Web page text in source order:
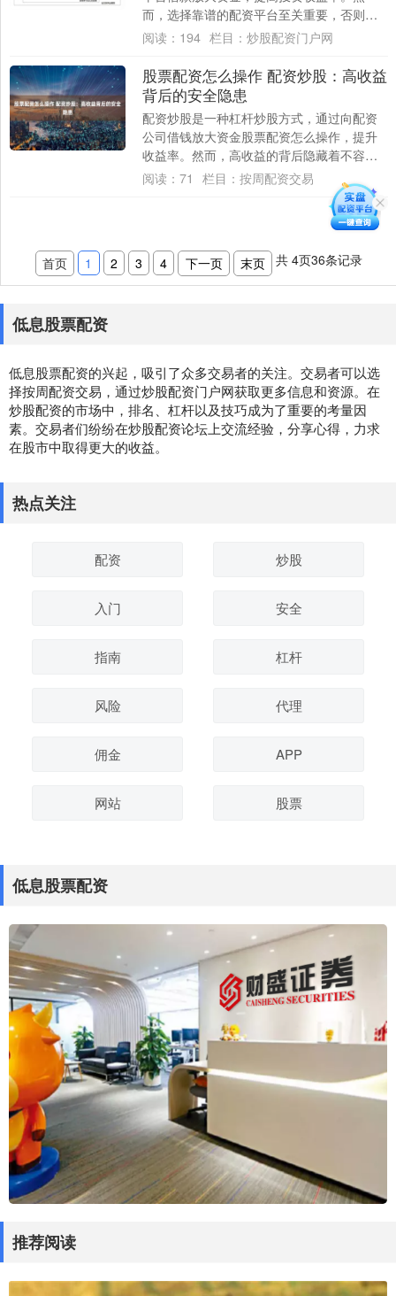
而，选择靠谱的配资平台至关重要，否则可
能面临资金损失的风险。 * **杠杆放大收益：
阅读： 194 栏目： 炒股配资门户网
股票配资怎么操作 配资炒股：高收益
背后的安全隐患
配资炒股是一种杠杆炒股方式，通过向配资
公司借钱放大资金股票配资怎么操作，提升
收益率。然而，高收益的背后隐藏着不容忽
视的安全隐患。 网上配资炒股平台是提供杠
阅读： 71 栏目： 按周配资交易
首页 1 2 3 4 下一页 末页 共4页36条记录
低息股票配资
低息股票配资的兴起，吸引了众多交易者的关注。交易者可以选
择按周配资交易，通过炒股配资门户网获取更多信息和资源。在
炒股配资的市场中，排名、杠杆以及技巧成为了重要的考量因
素。交易者们纷纷在炒股配资论坛上交流经验，分享心得，力求
在股市中取得更大的收益。
热点关注
配资 炒股
入门 安全
指南 杠杆
风险 代理
佣金 APP
网站 股票
低息股票配资
推荐阅读